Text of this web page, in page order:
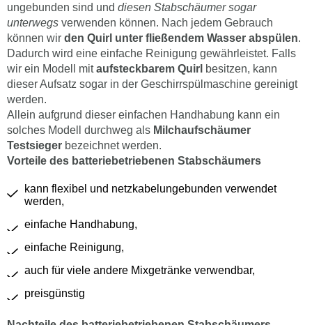
ungebunden sind und diesen Stabschäumer sogar
unterwegs verwenden können. Nach jedem Gebrauch
können wir den Quirl unter fließendem Wasser abspülen.
Dadurch wird eine einfache Reinigung gewährleistet. Falls
wir ein Modell mitaufsteckbarem Quirl besitzen, kann
dieser Aufsatz sogar in der Geschirrspülmaschine gereinigt
werden.
Allein aufgrund dieser einfachen Handhabung kann ein
solches Modell durchweg als Milchaufschäumer
Testsieger bezeichnet werden.
Vorteile des batteriebetriebenen Stabschäumers
kann flexibel und netzkabelungebunden verwendet
werden,
einfache Handhabung,
einfache Reinigung,
auch für viele andere Mixgetränke verwendbar,
preisgünstig